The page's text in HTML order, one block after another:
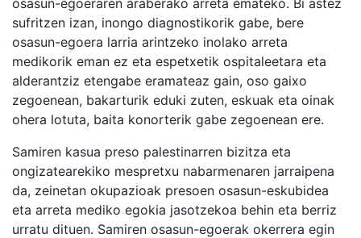
osasun-egoeraren araberako arreta emateko. Bi astez
sufritzen izan, inongo diagnostikorik gabe, bere
osasun-egoera larria arintzeko inolako arreta
medikorik eman ez eta espetxetik ospitaleetara eta
alderantziz etengabe eramateaz gain, oso gaixo
zegoenean, bakarturik eduki zuten, eskuak eta oinak
ohera lotuta, baita konorterik gabe zegoenean ere.
Samiren kasua preso palestinarren bizitza eta
ongizatearekiko mespretxu nabarmenaren jarraipena
da, zeinetan okupazioak presoen osasun-eskubidea
eta arreta mediko egokia jasotzekoa behin eta berriz
urratu dituen. Samiren osasun-egoerak okerrera egin